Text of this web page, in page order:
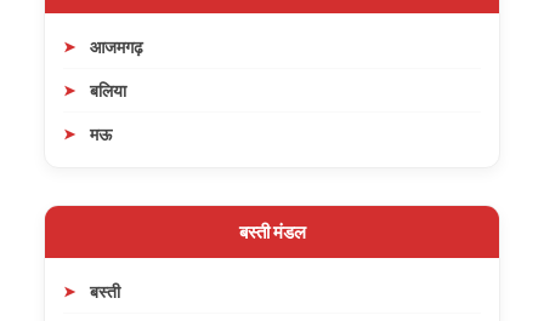
आजमगढ़
बलिया
मऊ
बस्ती मंडल
बस्ती